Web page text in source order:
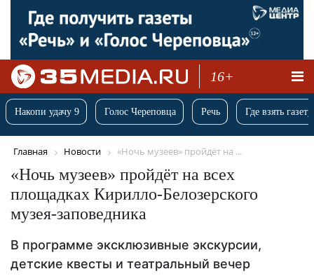
16+
Накопи удачу 9 Голос Череповца Речь Где взять
Главная Новости «Ночь музеев» пройдёт на ...
«Ночь музеев» пройдёт на всех
площадках Кирилло-Белозерского
музея-заповедника
В программе эксклюзивные экскурсии,
детские квесты и театральный вечер